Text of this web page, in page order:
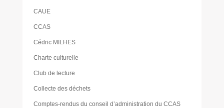
CAUE
CCAS
Cédric MILHES
Charte culturelle
Club de lecture
Collecte des déchets
Comptes-rendus du conseil d’administration du CCAS